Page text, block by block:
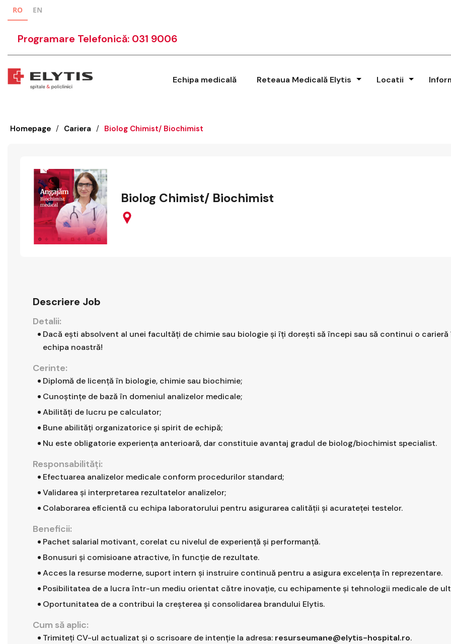
RO EN
Programare Telefonică: 031 9006
Echipa medicală Reteaua Medicală Elytis Locatii
Homepage / Cariera / Biolog Chimist/ Biochimist
Biolog Chimist/ Biochimist
Descriere Job
Detalii:
Dacă ești absolvent al unei facultăți de chimie sau biologie și îți dorești să începi sau să continui o
echipa noastră!
Cerinte:
Diplomă de licență în biologie, chimie sau biochimie;
Cunoștințe de bază în domeniul analizelor medicale;
Abilități de lucru pe calculator;
Bune abilități organizatorice și spirit de echipă;
Nu este obligatorie experiența anterioară, dar constituie avantaj gradul de biolog/biochimist specialist.
Responsabilităţi:
Efectuarea analizelor medicale conform procedurilor standard;
Validarea și interpretarea rezultatelor analizelor;
Colaborarea eficientă cu echipa laboratorului pentru asigurarea calității și acurateței testelor.
Beneficii:
Pachet salarial motivant, corelat cu nivelul de experiență și performanță.
Bonusuri și comisioane atractive, în funcție de rezultate.
Acces la resurse moderne, suport intern și instruire continuă pentru a asigura excelența în reprezentare.
Posibilitatea de a lucra într-un mediu orientat către inovație, cu echipamente și tehnologii medicale de
Oportunitatea de a contribui la creșterea și consolidarea brandului Elytis.
Cum să aplic:
Trimiteți CV-ul actualizat și o scrisoare de intenție la adresa: resurseumane@elytis-hospital.ro.